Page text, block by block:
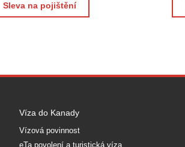
Sleva na pojištění
Víza do Kanady
Vízová povinnost
eTa povolení a turistická víza